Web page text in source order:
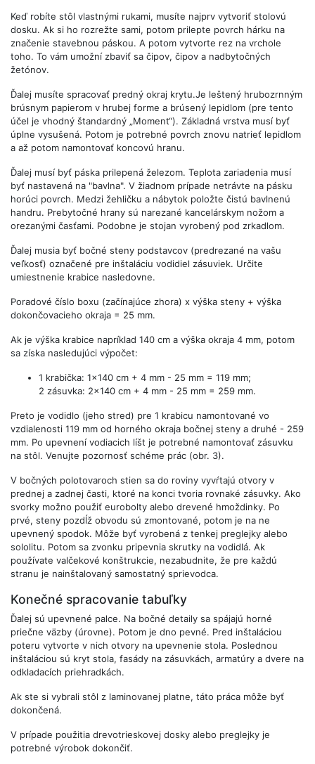
Keď robíte stôl vlastnými rukami, musíte najprv vytvoriť stolovú
dosku. Ak si ho rozrežte sami, potom prilepte povrch hárku na
značenie stavebnou páskou. A potom vytvorte rez na vrchole
toho. To vám umožní zbaviť sa čipov, čipov a nadbytočných
žetónov.
Ďalej musíte spracovať predný okraj krytu.Je leštený hrubozrnným
brúsnym papierom v hrubej forme a brúsený lepidlom (pre tento
účel je vhodný štandardný „Moment“). Základná vrstva musí byť
úplne vysušená. Potom je potrebné povrch znovu natrieť lepidlom
a až potom namontovať koncovú hranu.
Ďalej musí byť páska prilepená železom. Teplota zariadenia musí
byť nastavená na "bavlna". V žiadnom prípade netrávte na pásku
horúci povrch. Medzi žehličku a nábytok položte čistú bavlnenú
handru. Prebytočné hrany sú narezané kancelárskym nožom a
orezanými časťami. Podobne je stojan vyrobený pod zrkadlom.
Ďalej musia byť bočné steny podstavcov (predrezané na vašu
veľkosť) označené pre inštaláciu vodidiel zásuviek. Určite
umiestnenie krabice nasledovne.
Poradové číslo boxu (začínajúce zhora) x výška steny + výška
dokončovacieho okraja = 25 mm.
Ak je výška krabice napríklad 140 cm a výška okraja 4 mm, potom
sa získa nasledujúci výpočet:
1 krabička: 1x140 cm + 4 mm - 25 mm = 119 mm;
2 zásuvka: 2x140 cm + 4 mm - 25 mm = 259 mm.
Preto je vodidlo (jeho stred) pre 1 krabicu namontované vo
vzdialenosti 119 mm od horného okraja bočnej steny a druhé - 259
mm. Po upevnení vodiacich líšt je potrebné namontovať zásuvku
na stôl. Venujte pozornosť schéme prác (obr. 3).
V bočných polotovaroch stien sa do roviny vyvŕtajú otvory v
prednej a zadnej časti, ktoré na konci tvoria rovnaké zásuvky. Ako
svorky možno použiť eurobolty alebo drevené hmoždinky. Po
prvé, steny pozdĺž obvodu sú zmontované, potom je na ne
upevnený spodok. Môže byť vyrobená z tenkej preglejky alebo
sololitu. Potom sa zvonku pripevnia skrutky na vodidlá. Ak
používate valčekové konštrukcie, nezabudnite, že pre každú
stranu je nainštalovaný samostatný sprievodca.
Konečné spracovanie tabuľky
Ďalej sú upevnené palce. Na bočné detaily sa spájajú horné
priečne väzby (úrovne). Potom je dno pevné. Pred inštaláciou
poteru vytvorte v nich otvory na upevnenie stola. Poslednou
inštaláciou sú kryt stola, fasády na zásuvkách, armatúry a dvere na
odkladacích priehradkách.
Ak ste si vybrali stôl z laminovanej platne, táto práca môže byť
dokončená.
V prípade použitia drevotrieskovej dosky alebo preglejky je
potrebné výrobok dokončiť.